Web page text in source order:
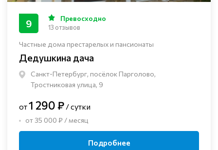
Частные дома престарелых и пансионаты
Дедушкина дача
Санкт-Петербург, посёлок Парголово,
Тростниковая улица, 9
9 Превосходно
13 отзывов
от1 290 ₽ / сутки
от 35 000 ₽ / месяц
Подробнее